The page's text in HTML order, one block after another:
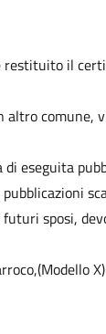
il
comune,
eseguita
sposi,